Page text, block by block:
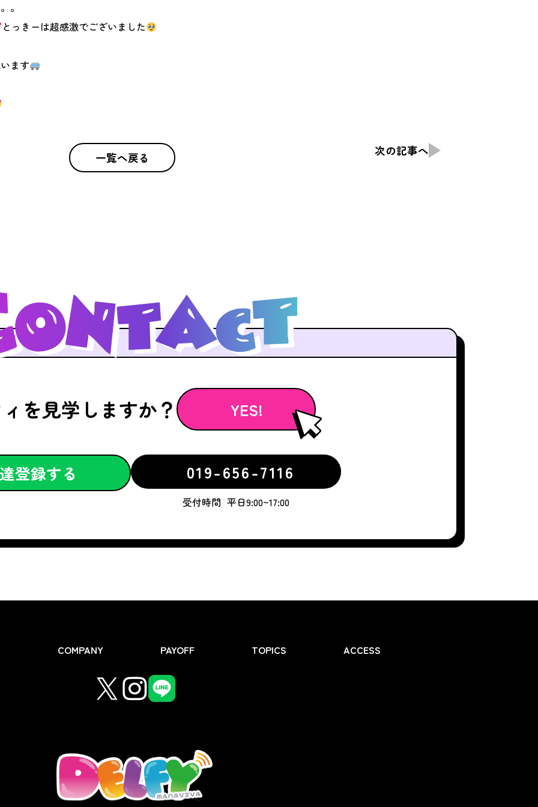
。
とっきーは超感激でございました
ます
一覧へ戻る 次の記事へ
を見学しますか？ YES!
登録する 019-656-7116
受付時間 平日9:00~17:00
COMPANY PAYOFF TOPICS ACCESS